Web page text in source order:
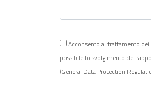
Acconsento al trattamento
possibile lo svolgimento del
(General Data Protection